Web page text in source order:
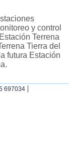
y control
Terrena
Tierra del
futura Estación
697034 |